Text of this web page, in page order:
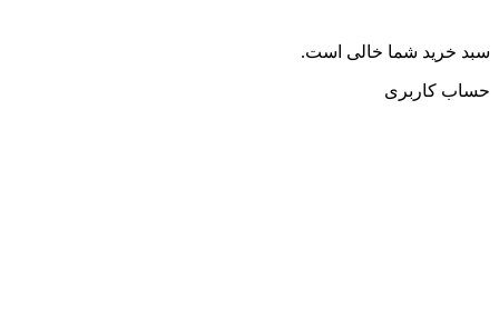
سبد خرید شما خالی است.
حساب کاربری